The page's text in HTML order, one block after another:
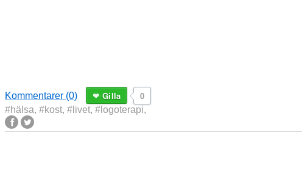
Kommentarer (0) 0
Gilla
#hälsa, #kost, #livet, #logoterapi,